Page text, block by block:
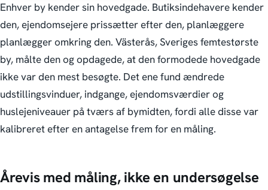
Enhver by kender sin hovedgade. Butiksindehavere kender
den, ejendomsejere prissætter efter den, planlæggere
planlægger omkring den. Västerås, Sveriges femtestørste
by, målte den og opdagede, at den formodede hovedgade
ikke var den mest besøgte. Det ene fund ændrede
udstillingsvinduer, indgange, ejendomsværdier og
huslejeniveauer på tværs af bymidten, fordi alle disse var
kalibreret efter en antagelse frem for en måling.
Årevis med måling, ikke en undersøgelse